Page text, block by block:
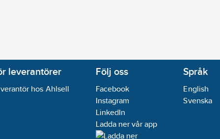
leverantörer
hos Ahlsell
Följ oss
Facebook
Instagram
LinkedIn
Ladda ner vår app
Språk
English
Svenska